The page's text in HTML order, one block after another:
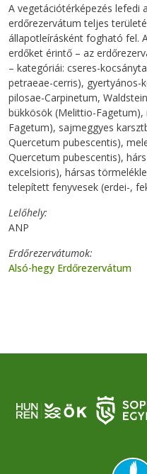
A vegetációtérképezés lefedi
erdőrezervátum teljes
állapotleírásként fogható fel.
erdőket érintő – az
– kategóriái: cseres-
petraeae-cerris), gyertyános-
pilosae-Carpinetum,
bükkösök (Melittio-
Fagetum), sajmeggyes
Quercetum pubescentis),
Quercetum pubescentis),
excelsioris), hársas
telepített fenyvesek (erdei-,
Lelőhely
ANP
Erdőrezervátumok
Alsó-hegy Erdőrezervátum